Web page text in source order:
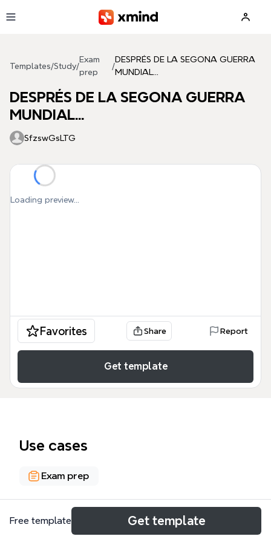
Templates/Study/
Exam
prep
/
DESPRÉS DE LA SEGONA GUERRA
MUNDIAL...
DESPRÉS DE LA SEGONA GUERRA
MUNDIAL...
SfzswGsLTG
Loading preview...
Favorites Share Report
Get template
Use cases
Exam prep
About
Free template Get template